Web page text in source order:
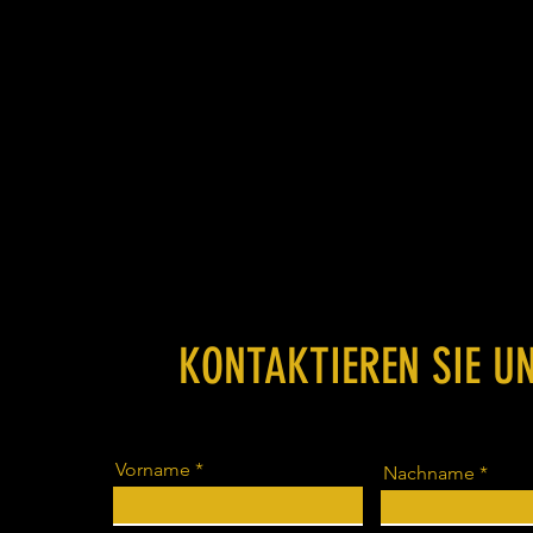
KONTAKTIEREN SIE
Vorname Nachname